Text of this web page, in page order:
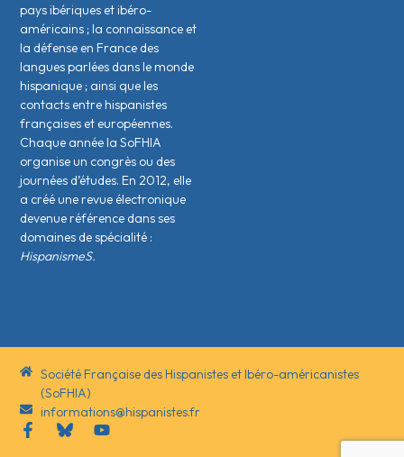
pays ibériques et ibéro-
américains ; la connaissance et
la défense en France des
langues parlées dans le monde
hispanique ; ainsi que les
contacts entre hispanistes
français·es et européen·nes.
Chaque année la SoFHIA
organise un congrès ou des
journées d’études. En 2012, elle
a créé une revue électronique
devenue référence dans ses
domaines de spécialité :
HispanismeS.
Société Française des Hispanistes et Ibéro-américanistes
(SoFHIA)
informations@hispanistes.fr